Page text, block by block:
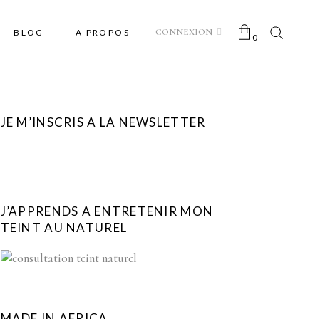
BLOG A PROPOS CONNEXION 0
JE M’INSCRIS A LA NEWSLETTER
J’APPRENDS A ENTRETENIR MON
TEINT AU NATUREL